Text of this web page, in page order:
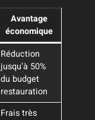
Avantage
économique
Réduction
jusqu’à 50%
du budget
restauration
Frais très